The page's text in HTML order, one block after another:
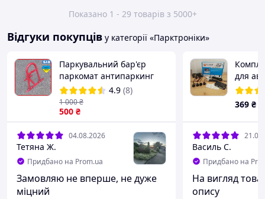
Показано 1 - 29 товарів з 5000+
Відгуки покупців у категорії «Парктроніки»
Паркувальний бар'єр
паркомат антипаркинг
блокіратор СРР
4.9 (8)
500 ₴
1 000₴
04.08.2026
Тетяна Ж.
Придбано на Prom.ua
Замовляю не вперше, не дуже
міцний
для
369 ₴
Василь С.
Придбано на
На вигляд
опису